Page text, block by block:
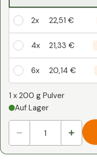
2x 22,51 €
4x 21,33 €
6x 20,14 €
1x
1 x 200 g Pulver
Auf Lager